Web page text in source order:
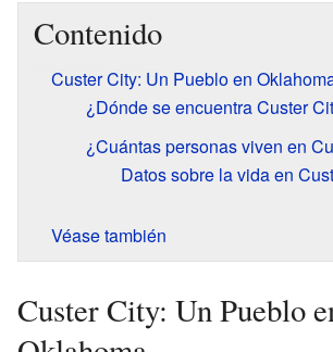
Contenido
Custer City: Un Pueblo en
¿Dónde se encuentra Custer
¿Cuántas personas viven en
Datos sobre la vida en
Véase también
Custer City: Un Pueblo